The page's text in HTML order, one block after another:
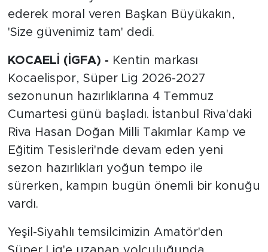
ederek moral veren Başkan Büyükakın,
'Size güvenimiz tam' dedi.
KOCAELİ (İGFA) - Kentin markası
Kocaelispor, Süper Lig 2026-2027
sezonunun hazırlıklarına 4 Temmuz
Cumartesi günü başladı. İstanbul Riva'daki
Riva Hasan Doğan Milli Takımlar Kamp ve
Eğitim Tesisleri'nde devam eden yeni
sezon hazırlıkları yoğun tempo ile
sürerken, kampın bugün önemli bir konuğu
vardı.
Yeşil-Siyahlı temsilcimizin Amatör'den